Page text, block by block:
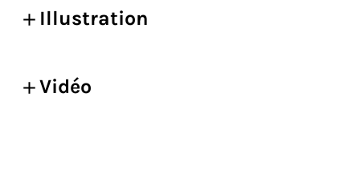
Illustration
Vidéo